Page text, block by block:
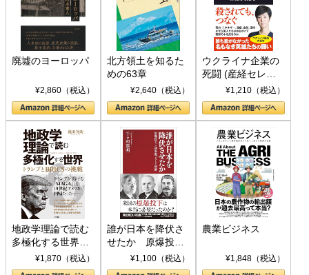
廃墟のヨーロッパ
¥2,860（税込）
北方領土を知るた
めの63章
¥2,640（税込）
ウクライナ企業の
死闘 (産経セレク
ト S 039)¥1,210（税込）
地政学理論で読む
多極化する世界：
トランプとBRICS
の挑戦
¥1,870（税込）
誰が日本を降伏さ
せたか 原爆投
下、ソ連参戦、そ
して聖断 (PHP新
¥1,100（税込）
農業ビジネス
¥1,848（税込）